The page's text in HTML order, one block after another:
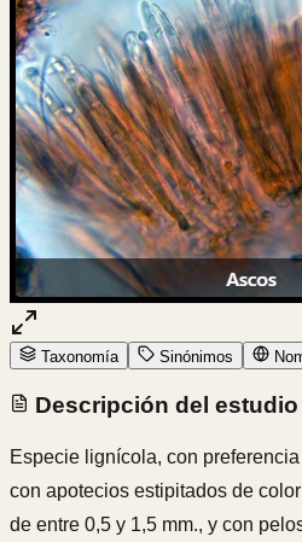
Taxonomía Sinónimos
Descripción del estudio
Especie lignícola, con
con apotecios estipitados de
de entre 0,5 y 1,5 mm., y con